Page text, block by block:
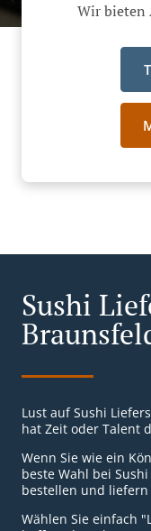
Wir bieten
Sushi
Lust auf Sushi
hat Zeit oder Talent
Wenn Sie wie ein
beste Wahl bei
bestellen und liefern
Wählen Sie einfach